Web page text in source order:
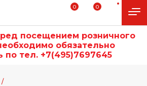
0 0
посещением розничного
обязательно
по тел. +7(495)7697645
/